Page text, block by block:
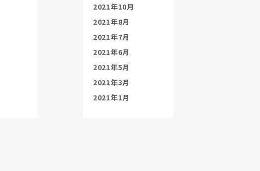
2021年10月
2021年8月
2021年7月
2021年6月
2021年5月
2021年3月
2021年1月